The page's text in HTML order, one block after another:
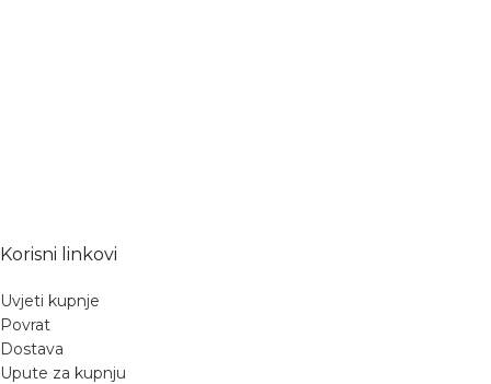
Korisni linkovi
Uvjeti kupnje
Povrat
Dostava
Upute za kupnju